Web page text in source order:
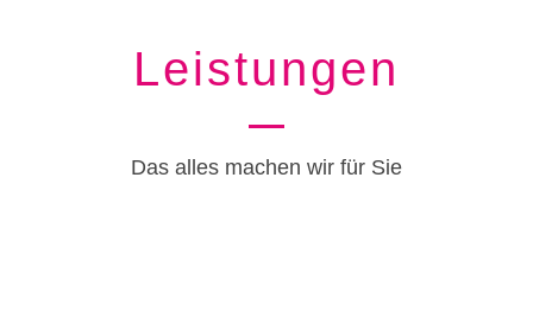
Leistungen
Das alles machen wir für Sie